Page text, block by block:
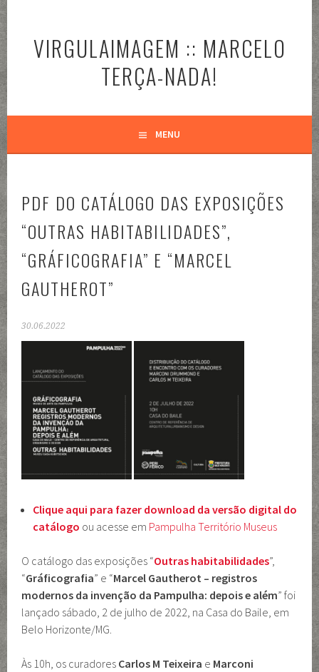
o
conteúdoVIRGULAIMAGEM :: MARCELO
TERÇA-NADA!
MENU
PDF DO CATÁLOGO DAS EXPOSIÇÕES
“OUTRAS HABITABILIDADES”,
“GRÁFICOGRAFIA” E “MARCEL
GAUTHEROT”
30.06.2022
Clique aqui para fazer download da versão digital do
catálogo ou acesse em Pampulha Território Museus
O catálogo das exposições “Outras habitabilidades”,
“Gráficografia” e “Marcel Gautherot – registros
modernos da invenção da Pampulha: depois e além” foi
lançado sábado, 2 de julho de 2022, na Casa do Baile, em
Belo Horizonte/MG.
Às 10h, os curadores Carlos M Teixeira e Marconi